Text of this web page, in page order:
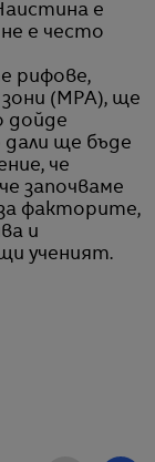
е
е често
рифове,
(MPA), ще
дойде
дали ще бъде
че
започваме
за факторите,
и
ученият.